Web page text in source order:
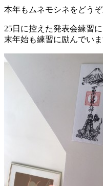
本年もムネモシネをどう
25日に控えた発表会練習
末年始も練習に励んでいま